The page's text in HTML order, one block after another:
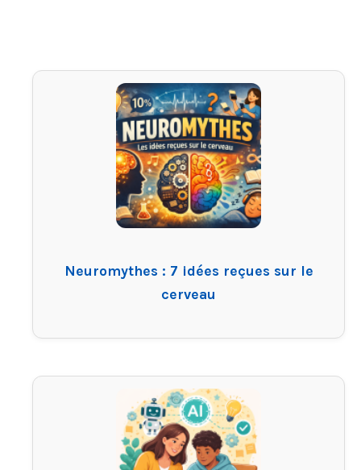
Neuromythes : 7 idées reçues sur le
cerveau